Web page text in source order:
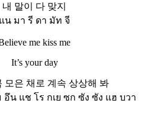
내 말이 다 맞지
แน มา รี ดา มัท จี
me kiss me
It’s your day
모은 채로 계속 상상해 봐
น แช โร กเย ซก ซัง ซัง แฮ บวา